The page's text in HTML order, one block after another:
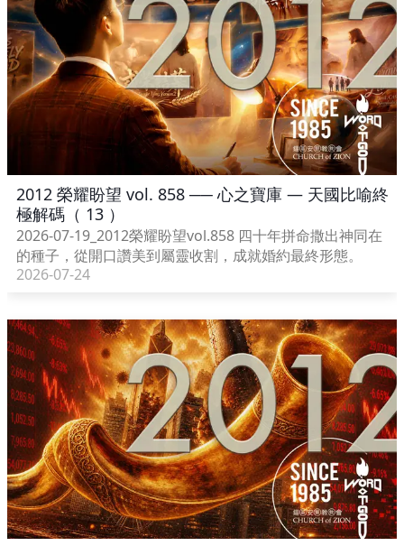
2012 榮耀盼望 vol. 858 ── 心之寶庫 — 天國比喻終
極解碼（ 13 ）
2026-07-19_2012榮耀盼望vol.858 四十年拼命撒出神同在
的種子，從開口讚美到屬靈收割，成就婚約最終形態。
2026-07-24